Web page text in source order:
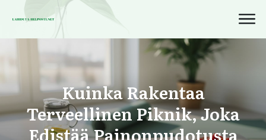
Kuinka Rakentaa
Terveellinen Piknik, Joka
Edistää Painonpudotusta